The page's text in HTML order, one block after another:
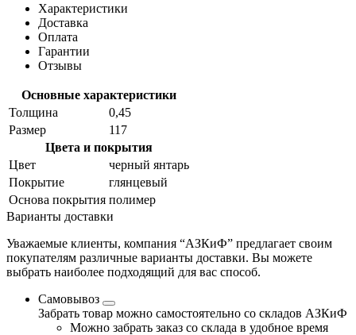
Характеристики
Доставка
Оплата
Гарантии
Отзывы
Основные характеристики
Толщина
0,45
Размер
117
Цвета и покрытия
Цвет
черный янтарь
Покрытие
глянцевый
Основа покрытия полимер
Варианты доставки
Уважаемые клиенты, компания “АЗКиФ” предлагает своим
покупателям различные варианты доставки. Вы можете
выбрать наиболее подходящий для вас способ.
Самовывоз
Забрать товар можно самостоятельно со складов АЗКиФ
Можно забрать заказ со склада в удобное время